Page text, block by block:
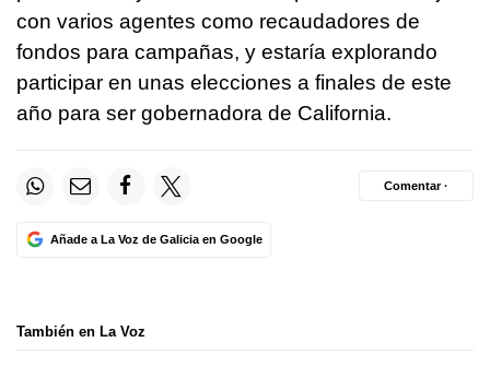
con varios agentes como recaudadores de
fondos para campañas, y estaría explorando
participar en unas elecciones a finales de este
año para ser gobernadora de California.
Añade a La Voz de Galicia en Google
Comentar ·
También en La Voz